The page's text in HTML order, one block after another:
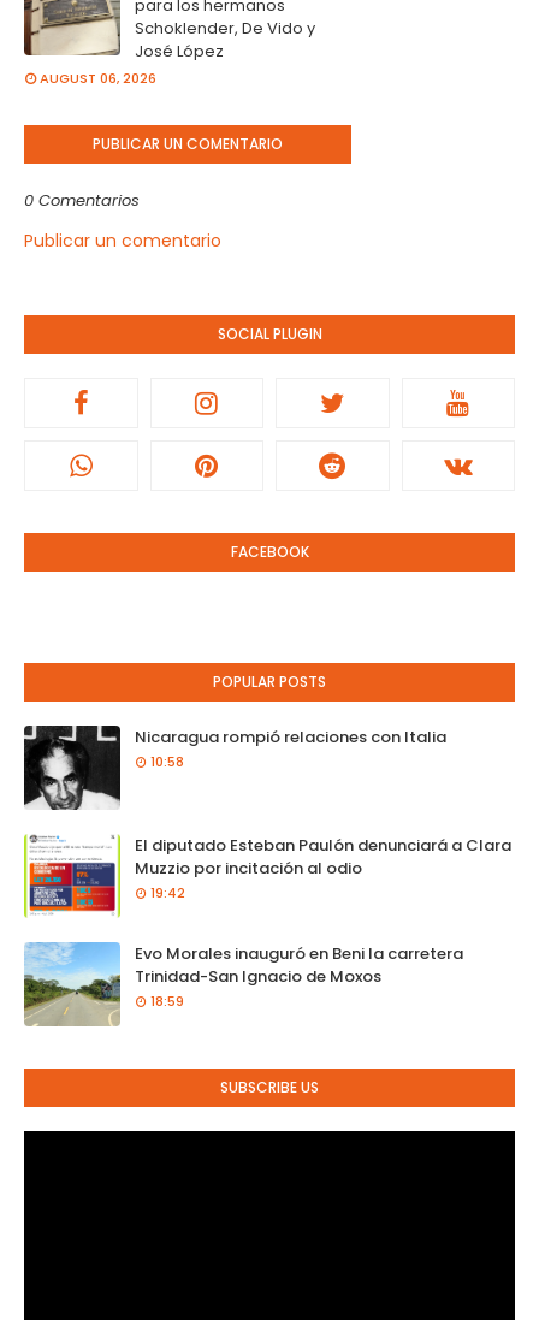
para los hermanos
Schoklender, De Vido y
José López
AUGUST 06, 2026
PUBLICAR UN COMENTARIO
0 Comentarios
Publicar un comentario
SOCIAL PLUGIN
FACEBOOK
POPULAR POSTS
Nicaragua rompió relaciones con Italia
10:58
El diputado Esteban Paulón denunciará a Clara
Muzzio por incitación al odio
19:42
Evo Morales inauguró en Beni la carretera
Trinidad-San Ignacio de Moxos
18:59
SUBSCRIBE US